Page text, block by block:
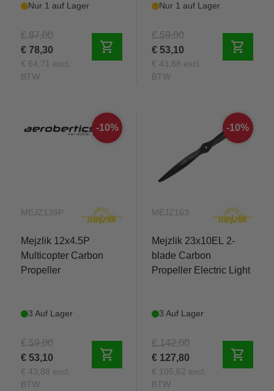
Nur 1 auf Lager
€ 87,00
€ 78,30
€ 64,71 excl.
BTW
shopping_cart
Nur 1 auf Lager
€ 59,00
€ 53,10
€ 43,88 excl.
BTW
shopping_cart
-10%
MEJZ139P
Mejzlik 12x4.5P
Multicopter Carbon
Propeller
3 Auf Lager
€ 59,00
€ 53,10
€ 43,88 excl.
BTW
shopping_cart
-10%
MEJZ163
Mejzlik 23x10EL 2-
blade Carbon
Propeller Electric Light
3 Auf Lager
€ 142,00
€ 127,80
€ 105,62 excl.
BTW
shopping_cart